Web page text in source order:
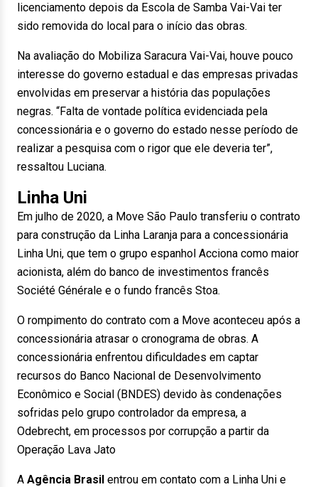
licenciamento depois da Escola de Samba Vai-Vai ter
sido removida do local para o início das obras.
Na avaliação do Mobiliza Saracura Vai-Vai, houve pouco
interesse do governo estadual e das empresas privadas
envolvidas em preservar a história das populações
negras. “Falta de vontade política evidenciada pela
concessionária e o governo do estado nesse período de
realizar a pesquisa com o rigor que ele deveria ter”,
ressaltou Luciana.
Linha Uni
Em julho de 2020, a Move São Paulo transferiu o contrato
para construção da Linha Laranja para a concessionária
Linha Uni, que tem o grupo espanhol Acciona como maior
acionista, além do banco de investimentos francês
Société Générale e o fundo francês Stoa.
O rompimento do contrato com a Move aconteceu após a
concessionária atrasar o cronograma de obras. A
concessionária enfrentou dificuldades em captar
recursos do Banco Nacional de Desenvolvimento
Econômico e Social (BNDES) devido às condenações
sofridas pelo grupo controlador da empresa, a
Odebrecht, em processos por corrupção a partir da
Operação Lava Jato
A Agência Brasil entrou em contato com a Linha Uni e